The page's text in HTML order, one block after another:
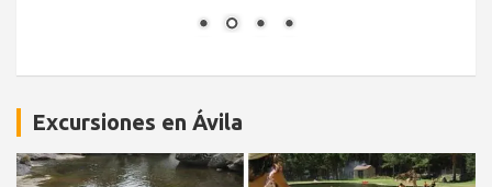
Excursiones en Ávila